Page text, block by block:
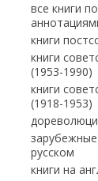
все книги
книги
книги
(1953-1990)
книги
(1918-1953)
зарубежные
русском
книги на